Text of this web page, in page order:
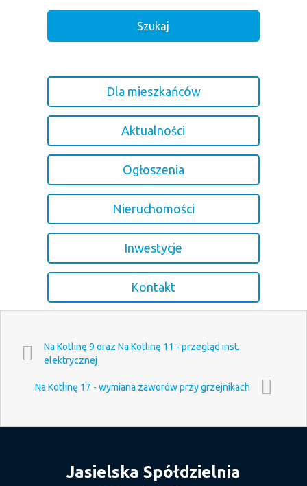
Dla mieszkańców
Aktualności
Ogłoszenia
Nieruchomości
Inwestycje
Kontakt
Na Kotlinę 9 oraz Na Kotlinę 11 - przegląd inst.
elektrycznej
Na Kotlinę 17 - wymiana zaworów przy grzejnikach
Jasielska Spółdzielnia